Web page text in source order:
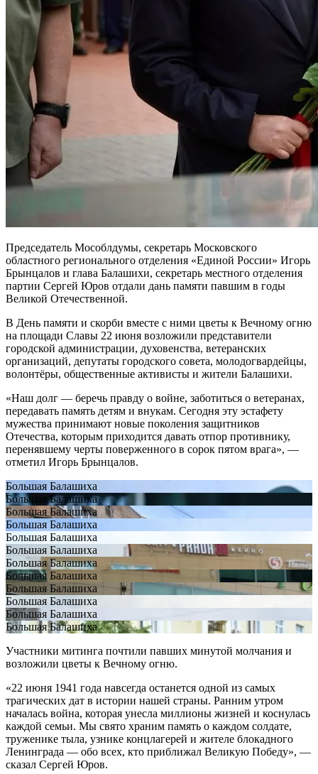
Председатель Мособлдумы, секретарь Московского
областного регионального отделения «Единой России» Игорь
Брынцалов и глава Балашихи, секретарь местного отделения
партии Сергей Юров отдали дань памяти павшим в годы
Великой Отечественной.
В День памяти и скорби вместе с ними цветы к Вечному огню
на площади Славы 22 июня возложили представители
городской администрации, духовенства, ветеранских
организаций, депутаты городского совета, молодогвардейцы,
волонтёры, общественные активисты и жители Балашихи.
«Наш долг — беречь правду о войне, заботиться о ветеранах,
передавать память детям и внукам. Сегодня эту эстафету
мужества принимают новые поколения защитников
Отечества, которым приходится давать отпор противнику,
перенявшему черты поверженного в сорок пятом врага», —
отметил Игорь Брынцалов.
Большая Балашиха
Большая Балашиха
Большая Балашиха
Большая Балашиха
Большая Балашиха
Большая Балашиха
Большая Балашиха
Большая Балашиха
Большая Балашиха
Большая Балашиха
Большая Балашиха
Большая Балашиха
Участники митинга почтили павших минутой молчания и
возложили цветы к Вечному огню.
«22 июня 1941 года навсегда останется одной из самых
трагических дат в истории нашей страны. Ранним утром
началась война, которая унесла миллионы жизней и коснулась
каждой семьи. Мы свято храним память о каждом солдате,
труженике тыла, узнике концлагерей и жителе блокадного
Ленинграда — обо всех, кто приближал Великую Победу», —
сказал Сергей Юров.